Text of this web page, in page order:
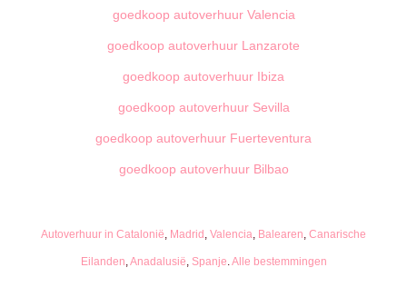
goedkoop autoverhuur Valencia
goedkoop autoverhuur Lanzarote
goedkoop autoverhuur Ibiza
goedkoop autoverhuur Sevilla
goedkoop autoverhuur Fuerteventura
goedkoop autoverhuur Bilbao
Autoverhuur in Catalonië, Madrid , Valencia, Balearen, Canarische
Eilanden,Anadalusië, Spanje.Alle bestemmingen